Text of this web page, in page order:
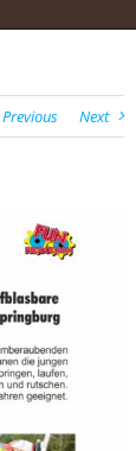
Previous Next